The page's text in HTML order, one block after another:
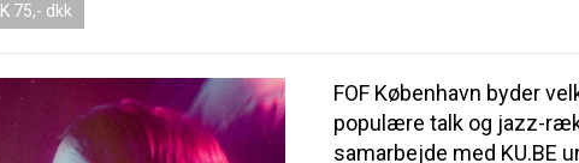
75,- dkk
FOF København byder
populære talk og jazz-
samarbejde med KU.BE